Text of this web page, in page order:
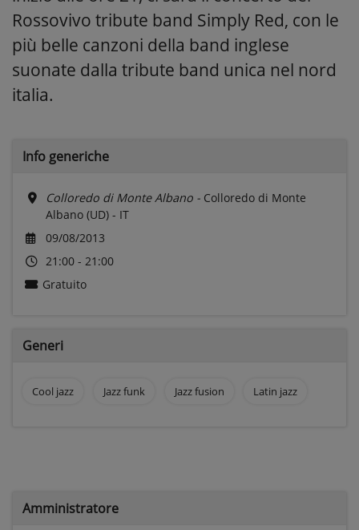
Rossovivo tribute band Simply Red, con le
più belle canzoni della band inglese
suonate dalla tribute band unica nel nord
italia.
Info generiche
Colloredo di Monte Albano - Colloredo di Monte
Albano (UD) - IT
09/08/2013
21:00 - 21:00
Gratuito
Generi
Cool jazz Jazz funk Jazz fusion Latin jazz
Amministratore